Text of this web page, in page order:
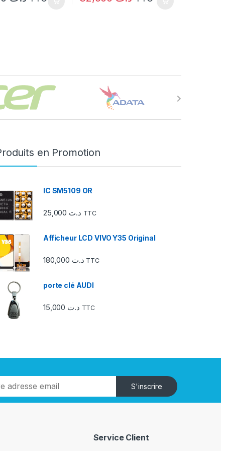
en Promotion
IC SM5109 OR
د.ت TTC
Afficheur LCD VIVO Y35 Original
د.ت TTC
porte clé AUDI
د.ت TTC
S'inscrire
Service Client